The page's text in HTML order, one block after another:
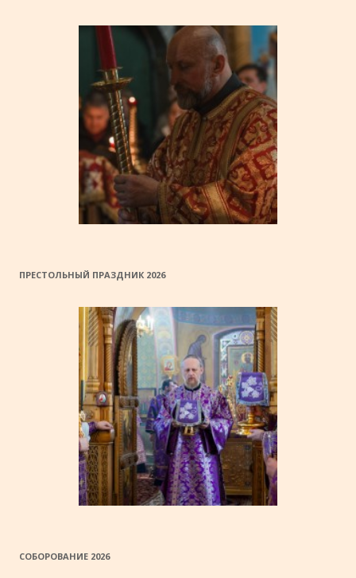
ПРЕСТОЛЬНЫЙ ПРАЗДНИК 2026
СОБОРОВАНИЕ 2026